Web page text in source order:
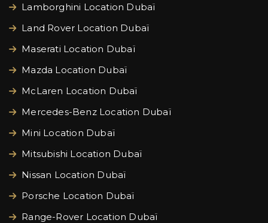
Lamborghini Location Dubaï
Land Rover Location Dubaï
Maserati Location Dubaï
Mazda Location Dubaï
McLaren Location Dubaï
Mercedes-Benz Location Dubaï
Mini Location Dubaï
Mitsubishi Location Dubaï
Nissan Location Dubaï
Porsche Location Dubaï
Range-Rover Location Dubaï